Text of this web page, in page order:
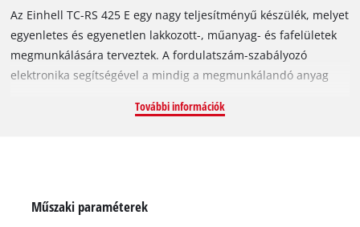
Az Einhell TC-RS 425 E egy nagy teljesítményű készülék, melyet
egyenletes és egyenetlen lakkozott-, műanyag- és fafelületek
megmunkálására terveztek. A fordulatszám-szabályozó
elektronika segítségével a mindig a megmunkálandó anyag
készüléket a lenyűgözően nagy anyaglehordás és
amely gyűrődésmentesen fekszik fel a csiszolótányérra. Az
További információk
Műszaki paraméterek